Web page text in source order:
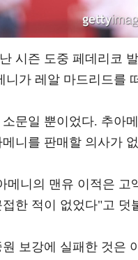
시즌 도중 페데리코
니가 레알 마드리드를
문일 뿐이었다. 추아
니를 판매할 의사가
메니의 맨유 이적은
한 적이 없었다"고 덧
보강에 실패한 것은